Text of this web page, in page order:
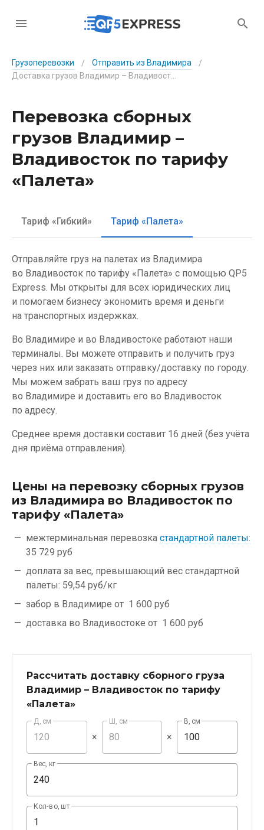
Грузоперевозки / Отправить из Владимира
/
Перевозка сборных
грузов Владимир –
Владивосток по тарифу
«Палета»
Тариф «Гибкий» Тариф «Палета»
Отправляйте груз на палетах из Владимира
во Владивосток по тарифу «Палета» с помощью QP5
Express. Мы открыты для всех юридических лиц
и помогаем бизнесу экономить время и деньги
на транспортных издержках.
Во Владимире и во Владивостоке работают наши
терминалы. Вы можете отправить и получить груз
через них или заказать отправку/доставку по городу.
Мы можем забрать ваш груз по адресу
во Владимире и доставить его во Владивосток
по адресу.
Среднее время доставки составит 16 дней (без учёта
дня приёма отправления).
Цены на перевозку сборных грузов
из Владимира во Владивосток по
тарифу «Палета»
межтерминальная перевозка стандартной палеты:
35 729 руб
доплата за вес, превышающий вес стандартной
палеты: 59,54 руб/кг
забор в Владимире от 1 600 руб
доставка во Владивостоке от 1 600 руб
Рассчитать доставку сборного груза
Владимир – Владивосток по тарифу
«Палета»
Д, см
×
Ш, см
×
В, см
Вес, кг
Кол-во, шт